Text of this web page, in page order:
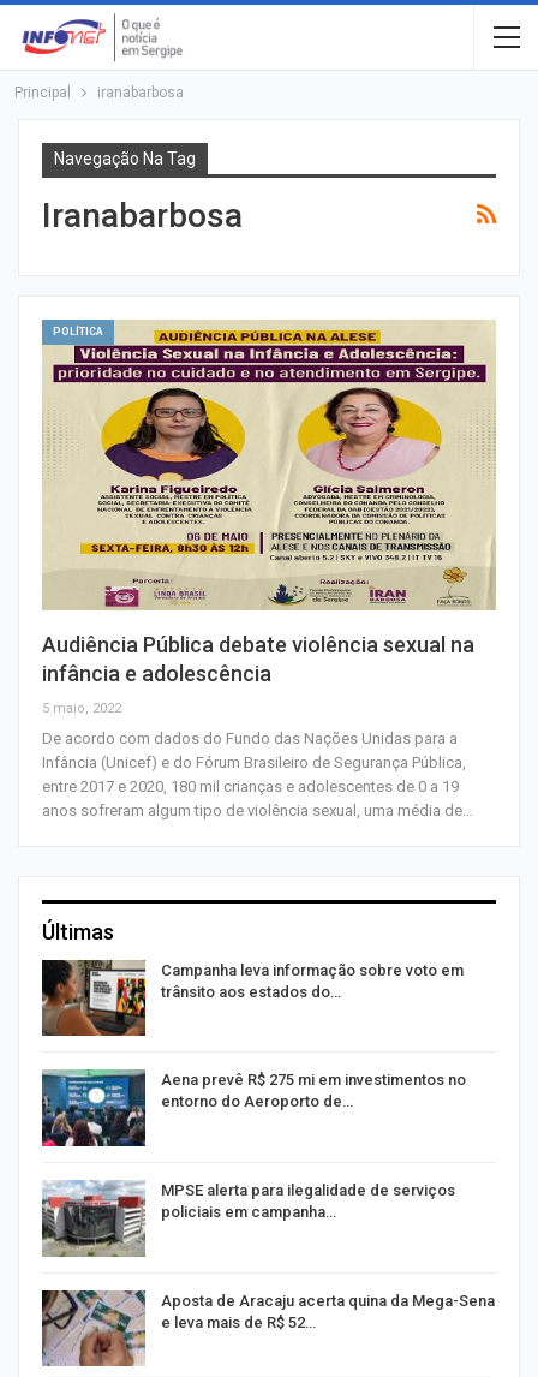
Principal iranabarbosa
Navegação Na Tag
Iranabarbosa
POLÍTICA
Audiência Pública debate violência sexual na
infância e adolescência
5 maio, 2022
De acordo com dados do Fundo das Nações Unidas para a
Infância (Unicef) e do Fórum Brasileiro de Segurança Pública,
entre 2017 e 2020, 180 mil crianças e adolescentes de 0 a 19
anos sofreram algum tipo de violência sexual, uma média de…
Últimas
Campanha leva informação sobre voto em
trânsito aos estados do…
Aena prevê R$ 275 mi em investimentos no
entorno do Aeroporto de…
MPSE alerta para ilegalidade de serviços
policiais em campanha…
Aposta de Aracaju acerta quina da Mega-Sena
e leva mais de R$ 52…